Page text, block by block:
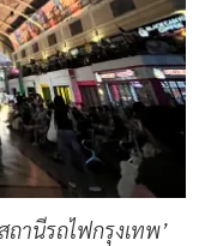
านีรถไฟกรุงเทพ’